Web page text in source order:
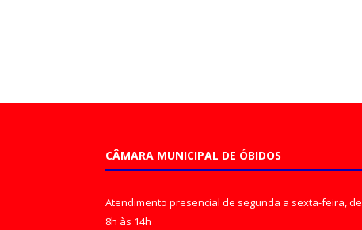
CÂMARA MUNICIPAL DE ÓBIDOS
Atendimento presencial de segunda a sexta-feira, de
8h às 14h